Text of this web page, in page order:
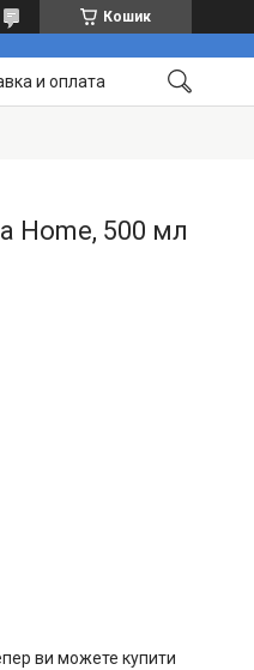
Кошик
и оплата
Home, 500 мл
ви можете купити